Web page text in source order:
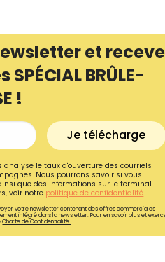
et
BRÛLE-
!
Je télécharge
le taux d'ouverture des courriels
Nous pourrons savoir si vous
que des informations sur le terminal
voir notre politique de confidentialité.
votre newsletter contenant des offres commerciales
intégré dans la newsletter. Pour en savoir plus et
Charte de Confidentialité.
inédites de